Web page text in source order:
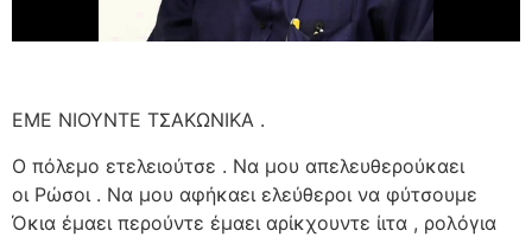
ΕΜΕ ΝΙΟΥΝΤΕ ΤΣΑΚΩΝΙΚΑ .
Ο πόλεμο ετελειούτσε . Να μου απελευθερούκαει
οι Ρώσοι . Να μου αφήκαει ελεύθεροι να φύτσουμε
Όκια έμαει περούντε έμαει αρίκχουντε ίιτα , ρολόγια